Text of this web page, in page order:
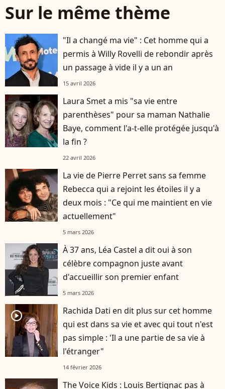
Sur le même thème
"Il a changé ma vie" : Cet homme qui a
permis à Willy Rovelli de rebondir après
un passage à vide il y a un an
15 avril 2026
Laura Smet a mis "sa vie entre
parenthèses" pour sa maman Nathalie
Baye, comment l'a-t-elle protégée jusqu'à
la fin ?
22 avril 2026
La vie de Pierre Perret sans sa femme
Rebecca qui a rejoint les étoiles il y a
deux mois : "Ce qui me maintient en vie
actuellement"
5 mars 2026
À 37 ans, Léa Castel a dit oui à son
célèbre compagnon juste avant
d'accueillir son premier enfant
5 mars 2026
player2
Rachida Dati en dit plus sur cet homme
qui est dans sa vie et avec qui tout n'est
pas simple : 'Il a une partie de sa vie à
l'étranger"
14 février 2026
The Voice Kids : Louis Bertignac pas à